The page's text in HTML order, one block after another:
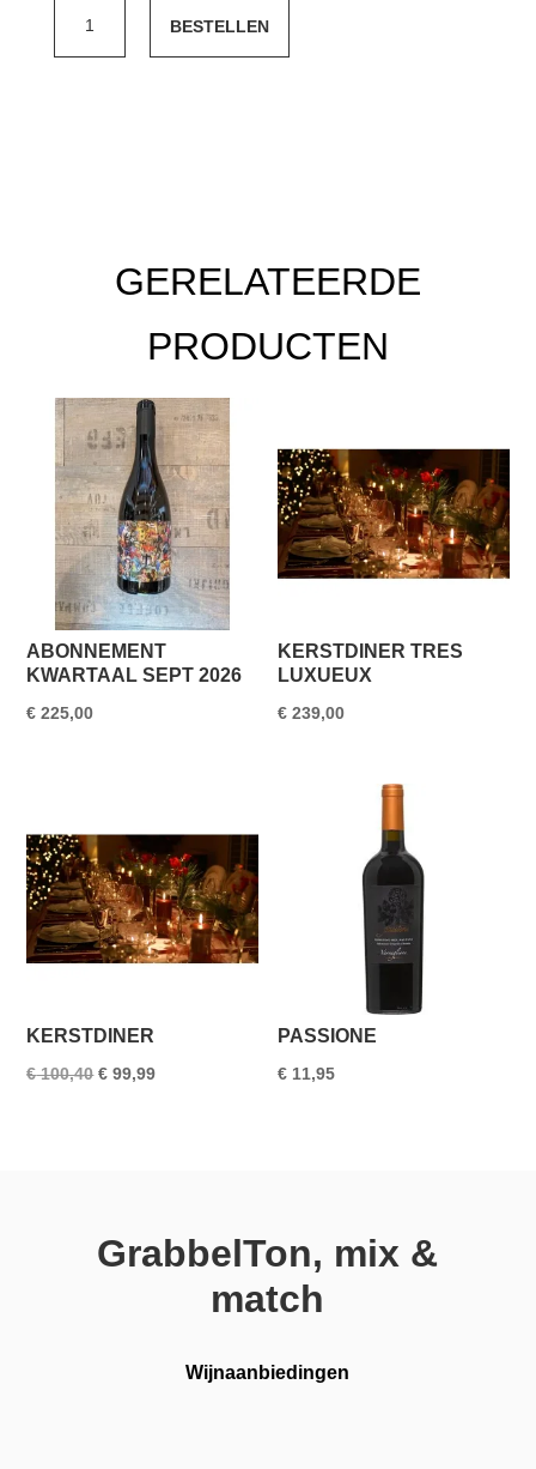
BESTELLEN
GERELATEERDE
PRODUCTEN
ABONNEMENT
KWARTAAL SEPT 2026
€ 225,00
KERSTDINER TRES
LUXUEUX
€ 239,00
KERSTDINER
€100,40 Oorspronkelijke
€ 99,99Huidige
PASSIONE
€ 11,95
GrabbelTon, mix &
match
Wijnaanbiedingen